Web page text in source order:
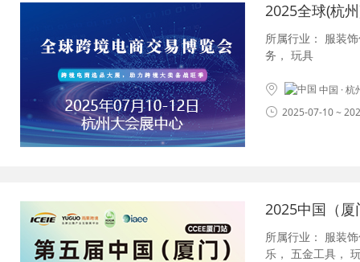
2025全球(杭
所属行业： 服装
务 ， 玩具
中国 ·
2025-07-10 ~
2025中国（
所属行业： 服装
乐 ， 五金工具 ，